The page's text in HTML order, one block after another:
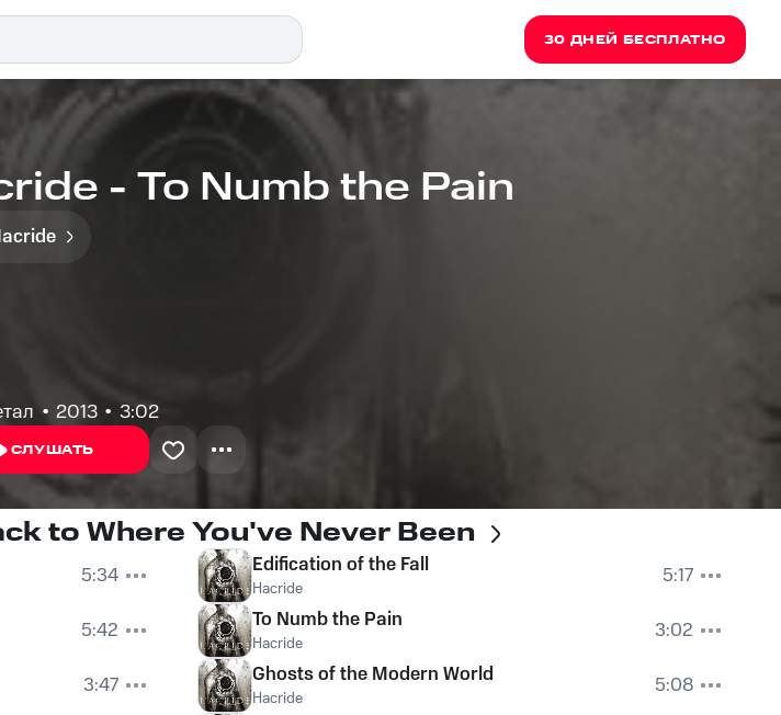
30 ДНЕЙ БЕСПЛАТНО
- To Numb the Pain
2013 3:02
СЛУШАТЬ
to Where You've Never Been
5:34
5:42
3:47
Edification of the Fall
Hacride
5:17
To Numb the Pain
Hacride
3:02
Ghosts of the Modern World
Hacride
5:08